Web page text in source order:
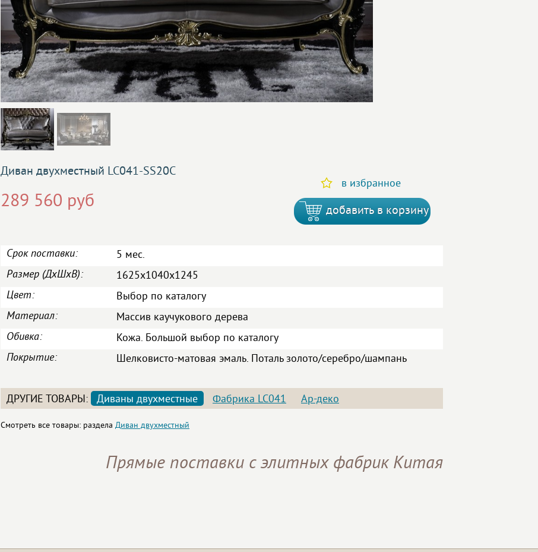
в избранное
добавить в корзину
Диван двухместный LC041-SS20C
289 560 руб
Срок поставки:
5 мес.
Размер (ДxШxВ):
1625x1040x1245
Цвет:
Выбор по каталогу
Материал:
Массив каучукового дерева
Обивка:
Кожа. Большой выбор по каталогу
Покрытие:
Шелковисто-матовая эмаль. Поталь золото/серебро/шампань
ДРУГИЕ ТОВАРЫ: Диваны двухместные Фабрика LC041 Ар-деко
Смотреть все товары: раздела Диван двухместный
Прямые поставки с элитных фабрик Китая